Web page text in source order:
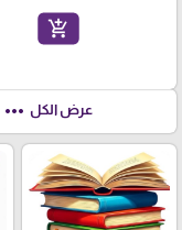
add_shopping_cart
عرض الكل more_horiz